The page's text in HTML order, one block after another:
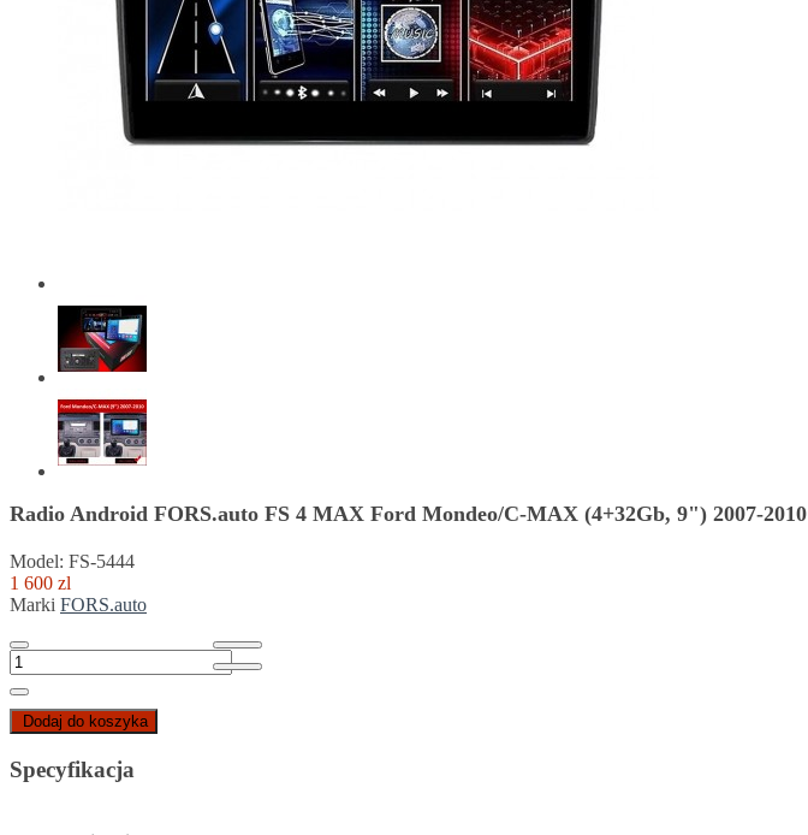
Radio Android FORS.auto FS 4 MAX Ford Mondeo/C-MAX (4+32Gb, 9") 2007-2010
Model: FS-5444
1 600 zl
Marki FORS.auto
Dodaj do koszyka
Specyfikacja